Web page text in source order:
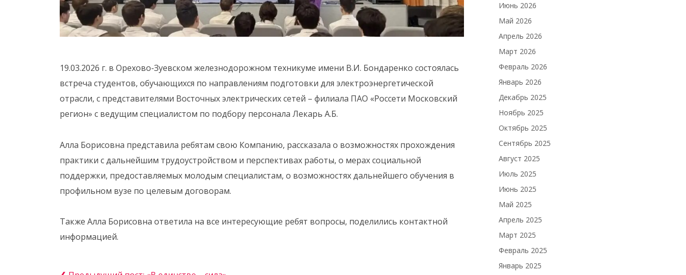
19.03.2026 г. в Орехово-Зуевском железнодорожном техникуме имени В.И. Бондаренко состоялась
встреча студентов, обучающихся по направлениям подготовки для электроэнергетической
отрасли, с представителями Восточных электрических сетей – филиала ПАО «Россети Московский
регион» с ведущим специалистом по подбору персонала Лекарь А.Б.
Алла Борисовна представила ребятам свою Компанию, рассказала о возможностях прохождения
практики с дальнейшим трудоустройством и перспективах работы, о мерах социальной
поддержки, предоставляемых молодым специалистам, о возможностях дальнейшего обучения в
профильном вузе по целевым договорам.
Также Алла Борисовна ответила на все интересующие ребят вопросы, поделились контактной
информацией.
Июнь 2026
Май 2026
Апрель 2026
Март 2026
Февраль 2026
Январь 2026
Декабрь 2025
Ноябрь 2025
Октябрь 2025
Сентябрь 2025
Август 2025
Июль 2025
Июнь 2025
Май 2025
Апрель 2025
Март 2025
Февраль 2025
Январь 2025